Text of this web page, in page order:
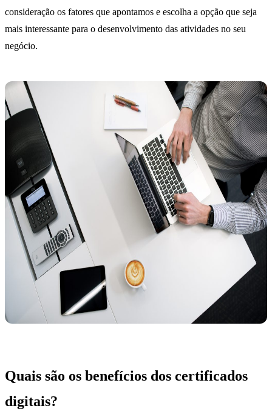
consideração os fatores que apontamos e escolha a opção que seja
mais interessante para o desenvolvimento das atividades no seu
negócio.
Quais são os benefícios dos certificados
digitais?